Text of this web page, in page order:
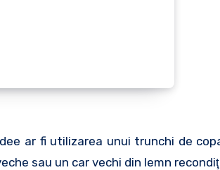
ar fi utilizarea unui trunchi de
sau un car vechi din lemn